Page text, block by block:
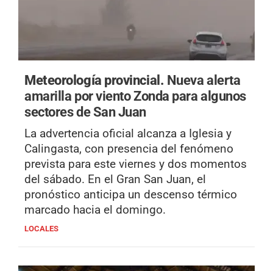
Meteorología provincial. Nueva alerta
amarilla por viento Zonda para algunos
sectores de San Juan
La advertencia oficial alcanza a Iglesia y
Calingasta, con presencia del fenómeno
prevista para este viernes y dos momentos
del sábado. En el Gran San Juan, el
pronóstico anticipa un descenso térmico
marcado hacia el domingo.
LOCALES